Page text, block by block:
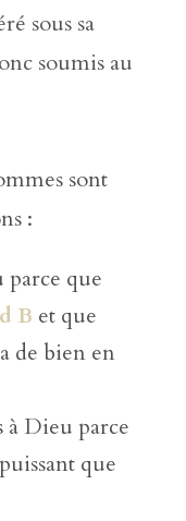
sous sa
soumis au
sont
:
parce que
B et que
de bien en
à Dieu parce
que